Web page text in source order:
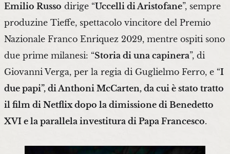
Emilio Russo dirige “Uccelli di Aristofane”, sempre
produzine Tieffe, spettacolo vincitore del Premio
Nazionale Franco Enriquez 2029, mentre ospiti sono
due prime milanesi: “Storia di una capinera”, di
Giovanni Verga, per la regia di Guglielmo Ferro, e “I
due papi”, di Anthoni McCarten, da cui è stato tratto
il film di Netflix dopo la dimissione di Benedetto
XVI e la parallela investitura di Papa Francesco.